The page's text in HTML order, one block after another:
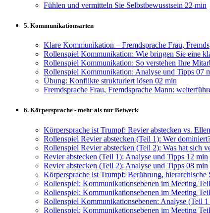
Fühlen und vermitteln Sie Selbstbewusstsein 22 min
5. Kommunikationsarten
Klare Kommunikation – Fremdsprache Frau,
Rollenspiel Kommunikation: Wie bringen Sie eine
Rollenspiel Kommunikation: So verstehen Ihre
Rollenspiel Kommunikation: Analyse und Tipps 07
Übung: Konflikte strukturiert lösen 02 min
Fremdsprache Frau, Fremdsprache Mann:
6. Körpersprache - mehr als nur Beiwerk
Körpersprache ist Trumpf: Revier abstecken vs.
Rollenspiel Revier abstecken (Teil 1): Wer
Rollenspiel Revier abstecken (Teil 2): Was hat sich
Revier abstecken (Teil 1): Analyse und Tipps 12 min
Revier abstecken (Teil 2): Analyse und Tipps 08 min
Körpersprache ist Trumpf: Berührung,
Rollenspiel: Kommunikationsebenen im Meeting
Rollenspiel: Kommunikationsebenen im Meeting
Rollenspiel Kommunikationsebenen: Analyse (Teil
Rollenspiel: Kommunikationsebenen im Meeting